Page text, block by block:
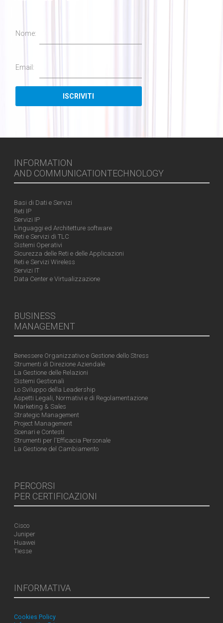
Nome:
Email:
INFORMATION
AND COMMUNICATIONTECHNOLOGY
Basi di Dati e Servizi
Reti IP
Servizi IP
Linguaggi ed Architetture software
Reti e Servizi di TLC
Sistemi Operativi
Sicurezza delle Reti e delle Applicazioni
Reti e Servizi Wireless
Servizi IT
Data Center e Virtualizzazione
BUSINESS
MANAGEMENT
Benessere Organizzativo e Gestione dello Stress
Strumenti di Direzione Aziendale
La Gestione delle Relazioni
Sistemi Gestionali
Lo Sviluppo della Leadership
Aspetti Legali, Normativi e di Regolamentazione
Marketing & Sales
Strategic Management
Project Management
Scenari e Contesti
Strumenti per l'Efficacia Personale
La Gestione del Cambiamento
PERCORSI
PER CERTIFICAZIONI
Cisco
Juniper
Huawei
Tiesse
INFORMATIVA
Cookies Policy